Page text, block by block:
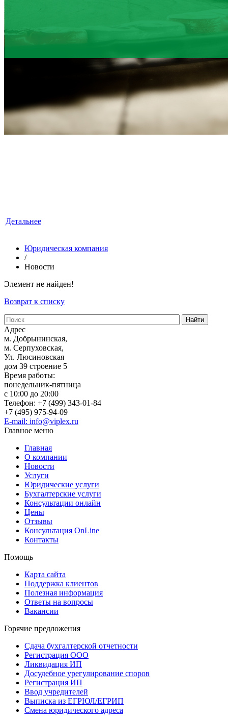
Детальнее
Юридическая компания
/
Новости
Элемент не найден!
Возврат к списку
Адрес
м. Добрынинская,
м. Серпуховская,
Ул. Люсиновская
дом 39 строение 5
Время работы:
понедельник-пятница
с 10:00 до 20:00
Телефон: +7 (499) 343-01-84
+7 (495) 975-94-09
E-mail: info@viplex.ru
Главное меню
Главная
О компании
Новости
Услуги
Юридические услуги
Бухгалтерские услуги
Консультации онлайн
Цены
Отзывы
Консультация OnLine
Контакты
Помощь
Карта сайта
Поддержка клиентов
Полезная информация
Ответы на вопросы
Вакансии
Горячие предложения
Сдача бухгалтерской отчетности
Регистрация ООО
Ликвидация ИП
Досудебное урегулирование споров
Регистрация ИП
Ввод учредителей
Выписка из ЕГРЮЛ/ЕГРИП
Смена юридического адреса